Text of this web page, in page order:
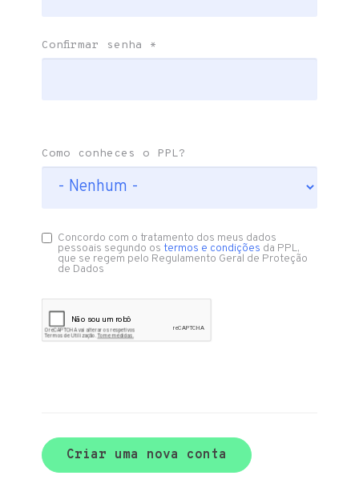
Confirmar senha *
Como conheces o PPL?
Concordo com o tratamento dos meus dados
pessoais segundo ostermos e condições da PPL,
que se regem pelo Regulamento Geral de Proteção
de Dados
Criar uma nova conta